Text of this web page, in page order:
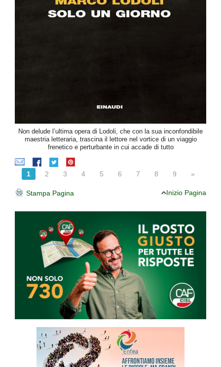
Non delude l’ultima opera di Lodoli, che con la sua inconfondibile
maestria letteraria, trascina il lettore nel vortice di un viaggio
frenetico e perturbante in cui accade di tutto
1 2 3 4 5 6 7 8 9 »
Stampa Pagina Inizio Pagina